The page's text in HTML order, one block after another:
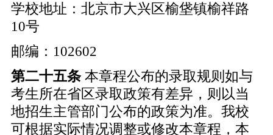
学校地址：北京市大兴区榆垡镇榆祥路
10号
邮编：102602
第二十五条 本章程公布的录取规则如与
考生所在省区录取政策有差异，则以当
地招生主管部门公布的政策为准。我校
可根据实际情况调整或修改本章程，本